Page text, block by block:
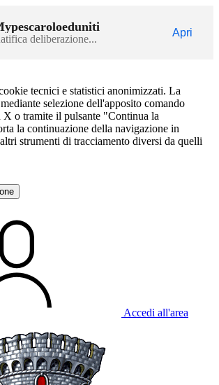
deliberazione...
Apri
tecnici e statistici anonimizzati. La
selezione dell'apposito comando
X o tramite il pulsante "Continua la
la continuazione della navigazione in
strumenti di tracciamento diversi da quelli
Accedi all'area